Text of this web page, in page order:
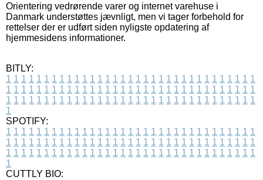
Orientering vedrørende varer og internet varehuse i
Danmark understøttes jævnligt, men vi tager forbehold for
rettelser der er udført siden nyligste opdatering af
hjemmesidens informationer.
BITLY:
1 1 1 1 1 1 1 1 1 1 1 1 1 1 1 1 1 1 1 1 1 1 1 1 1 1 1 1 1 1 1 1 1
1 1 1 1 1 1 1 1 1 1 1 1 1 1 1 1 1 1 1 1 1 1 1 1 1 1 1 1 1 1 1 1 1
1 1 1 1 1 1 1 1 1 1 1 1 1 1 1 1 1 1 1 1 1 1 1 1 1 1 1 1 1 1 1 1 1
1
SPOTIFY:
1 1 1 1 1 1 1 1 1 1 1 1 1 1 1 1 1 1 1 1 1 1 1 1 1 1 1 1 1 1 1 1 1
1 1 1 1 1 1 1 1 1 1 1 1 1 1 1 1 1 1 1 1 1 1 1 1 1 1 1 1 1 1 1 1 1
1 1 1 1 1 1 1 1 1 1 1 1 1 1 1 1 1 1 1 1 1 1 1 1 1 1 1 1 1 1 1 1 1
1
CUTTLY BIO: